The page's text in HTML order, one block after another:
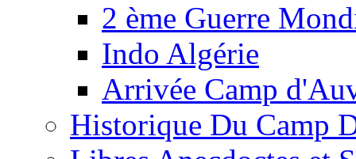
2 ème Guerre
Indo Algérie
Arrivée Camp
Historique Du Camp